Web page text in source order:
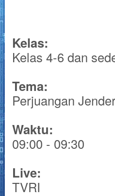
Kelas:
Kelas 4-6 dan
Tema:
Perjuangan
Waktu:
09:00 - 09:30
Live:
TVRI